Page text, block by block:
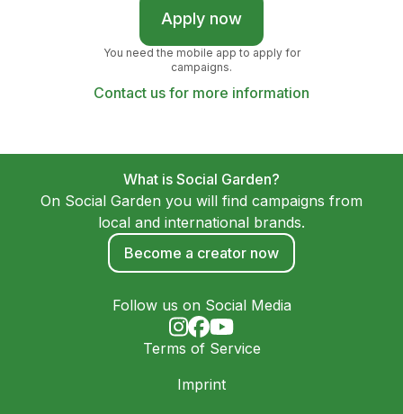
Apply now
You need the mobile app to apply for
campaigns.
Contact us for more information
What is Social Garden?
On Social Garden you will find campaigns from
local and international brands.
Become a creator now
Follow us on Social Media
Terms of Service
Imprint